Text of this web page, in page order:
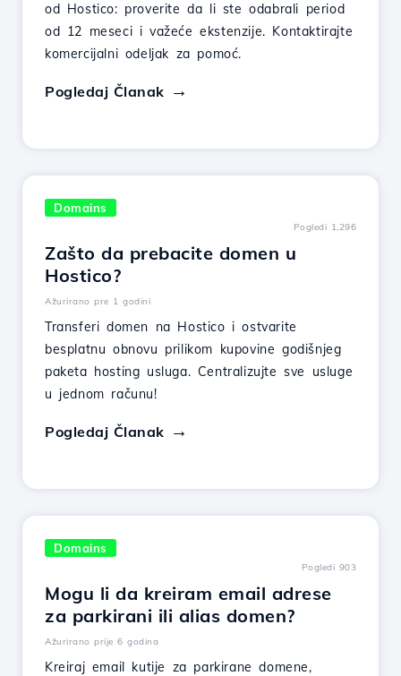
od Hostico: proverite da li ste odabrali period
od 12 meseci i važeće ekstenzije. Kontaktirajte
komercijalni odeljak za pomoć.
Pogledaj Članak
Domains
Pogledi 1,296
Zašto da prebacite domen u
Hostico?
Ažurirano pre 1 godini
Transferi domen na Hostico i ostvarite
besplatnu obnovu prilikom kupovine godišnjeg
paketa hosting usluga. Centralizujte sve usluge
u jednom računu!
Pogledaj Članak
Domains
Pogledi 903
Mogu li da kreiram email adrese
za parkirani ili alias domen?
Ažurirano prije 6 godina
Kreiraj email kutije za parkirane domene,